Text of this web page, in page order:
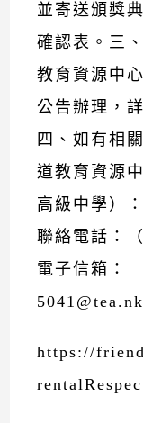
並寄送頒獎
確認表。三
教育資源中
公告辦理，
四、如有相
道教育資源
高級中學）
聯絡電話：
電子信箱：
https://